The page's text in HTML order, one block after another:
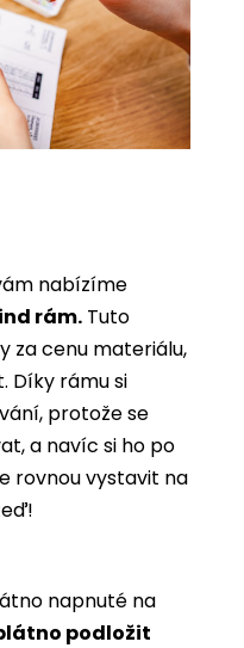
nabízíme
rám. Tuto
za cenu materiálu,
Díky rámu si
protože se
a navíc si ho po
rovnou vystavit na
napnuté na
podložit